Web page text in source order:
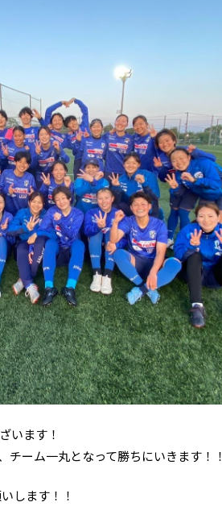
います！
チーム一丸となって勝ちにいきます！！
します！！